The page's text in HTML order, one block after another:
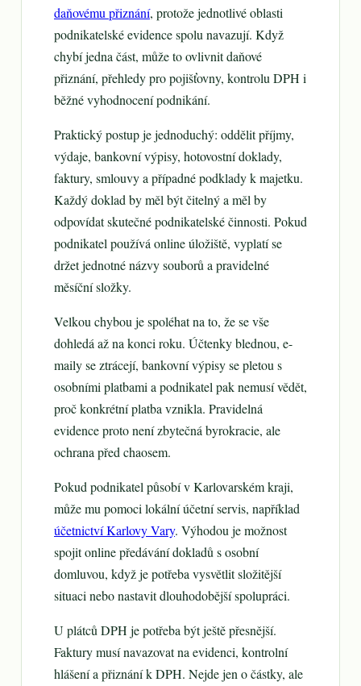
daňovému přiznání, protože jednotlivé oblasti
podnikatelské evidence spolu navazují. Když
chybí jedna část, může to ovlivnit daňové
přiznání, přehledy pro pojišťovny, kontrolu DPH i
běžné vyhodnocení podnikání.
Praktický postup je jednoduchý: oddělit příjmy,
výdaje, bankovní výpisy, hotovostní doklady,
faktury, smlouvy a případné podklady k majetku.
Každý doklad by měl být čitelný a měl by
odpovídat skutečné podnikatelské činnosti. Pokud
podnikatel používá online úložiště, vyplatí se
držet jednotné názvy souborů a pravidelné
měsíční složky.
Velkou chybou je spoléhat na to, že se vše
dohledá až na konci roku. Účtenky blednou, e-
maily se ztrácejí, bankovní výpisy se pletou s
osobními platbami a podnikatel pak nemusí vědět,
proč konkrétní platba vznikla. Pravidelná
evidence proto není zbytečná byrokracie, ale
ochrana před chaosem.
Pokud podnikatel působí v Karlovarském kraji,
může mu pomoci lokální účetní servis, například
účetnictví Karlovy Vary. Výhodou je možnost
spojit online předávání dokladů s osobní
domluvou, když je potřeba vysvětlit složitější
situaci nebo nastavit dlouhodobější spolupráci.
U plátců DPH je potřeba být ještě přesnější.
Faktury musí navazovat na evidenci, kontrolní
hlášení a přiznání k DPH. Nejde jen o částky, ale